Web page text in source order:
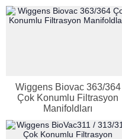
Wiggens Biovac 363/364
Çok Konumlu Filtrasyon
Manifoldları
Grubu